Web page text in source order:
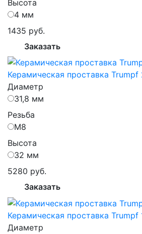
Высота
4 мм
1435 руб.
Заказать
Керамическая проставка
Диаметр
31,8 мм
Резьба
М8
Высота
32 мм
5280 руб.
Заказать
Керамическая проставка Trumpf
Диаметр